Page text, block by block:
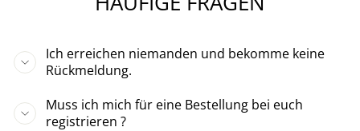
Ich erreichen niemanden und bekomme keine
Rückmeldung.
Muss ich mich für eine Bestellung bei euch
registrieren ?